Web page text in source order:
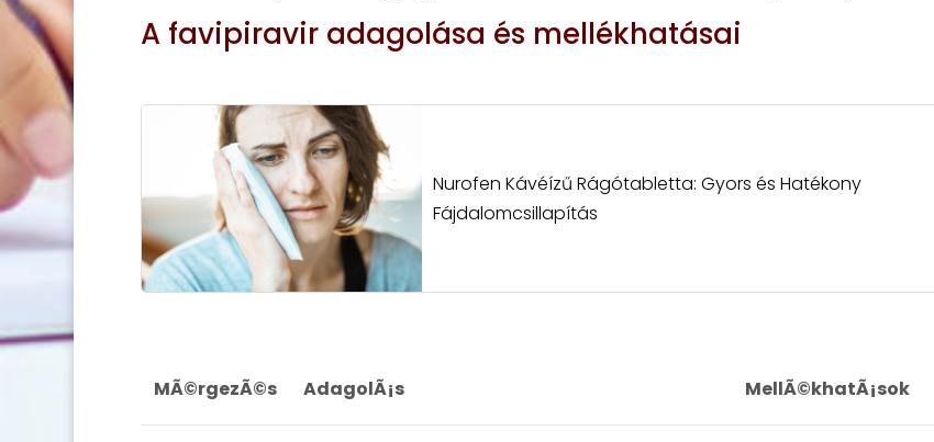
A favipiravir adagolása és mellékhatásai
Nurofen Kávéízű Rágótabletta: Gyors és Hatékony
Fájdalomcsillapítás
MÃ©rgezÃ©s AdagolÃ¡s MellÃ©khatÃ¡sok